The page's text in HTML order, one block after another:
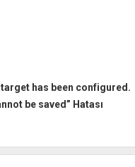
target has been configured.
be saved” Hatası